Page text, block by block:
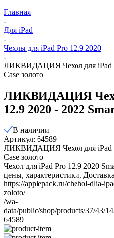
Главная
-
Для iPad
-
Чехлы для iPad Pro 12.9 2020
-
ЛИКВИДАЦИЯ Чехол для iPad
Case золото
ЛИКВИДАЦИЯ
12.9 2020 - 2022
В наличии
Артикул: 64589
ЛИКВИДАЦИЯ Чехол для iPad
Case золото
Чехол для iPad Pro 12.9 2020
цены, характеристики.
https://applepack.ru/chehol-dlia-
zoloto/
/wa-
data/public/shop/products/37/43/
64589